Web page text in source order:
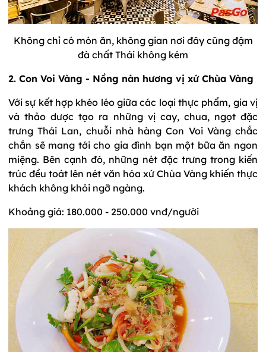
Không chỉ có món ăn, không gian nơi đây cũng đậm
đà chất Thái không kém
2. Con Voi Vàng - Nồng nàn hương vị xứ Chùa Vàng
Với sự kết hợp khéo léo giữa các loại thực phẩm, gia vị
và thảo dược tạo ra những vị cay, chua, ngọt đặc
trưng Thái Lan, chuỗi nhà hàng Con Voi Vàng chắc
chắn sẽ mang tới cho gia đình bạn một bữa ăn ngon
miệng. Bên cạnh đó, những nét đặc trưng trong kiến
trúc đều toát lên nét văn hóa xứ Chùa Vàng khiến thực
khách không khỏi ngỡ ngàng.
Khoảng giá: 180.000 - 250.000 vnđ/người